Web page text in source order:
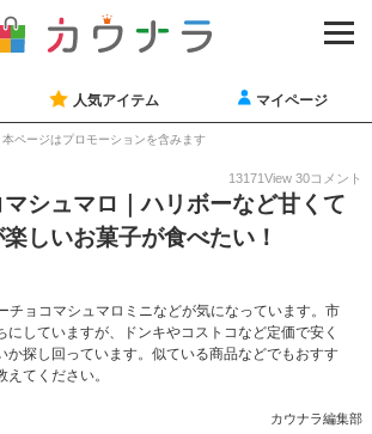
人気アイテム マイページ
本ページはプロモーションを含みます
13171View 30コメント
マシュマロ｜ハリボーなど甘くて
しいお菓子が食べたい！
チョコマシュマロミニなどが気になっています。市
にしていますが、ドンキやコストコなど定価で安く
か探し回っています。似ている商品などでもおすす
てください。
カウナラ編集部